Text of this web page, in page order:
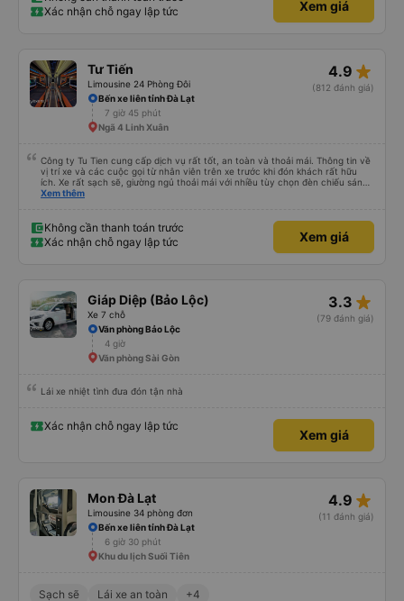
Xác nhận chỗ ngay lập tức
Xem giá
Tư Tiến
Limousine 24 Phòng Đôi
4.9 star_rate
(812 đánh giá)
Bến xe liên tỉnh Đà Lạt
7 giờ 45 phút
Ngã 4 Linh Xuân
Công ty Tu Tien cung cấp dịch vụ rất tốt, an toàn và thoải mái. Thông tin về
vị trí xe và các cuộc gọi từ nhân viên trên xe trước khi đón khách rất hữu
ích. Xe rất sạch sẽ, giường ngủ thoải mái với nhiều tùy chọn đèn chiếu sáng
và cổng USB được đặt ở vị trí thuận tiện. Nhân viên rất lịch sự và xe đến
Xem thêm
Không cần thanh toán trước
Xác nhận chỗ ngay lập tức
Xem giá
Giáp Diệp (Bảo Lộc)
Xe 7 chỗ
3.3 star_rate
(79 đánh giá)
Văn phòng Bảo Lộc
4 giờ
Văn phòng Sài Gòn
Lái xe nhiệt tình đưa đón tận nhà
Xác nhận chỗ ngay lập tức
Xem giá
Mon Đà Lạt
Limousine 34 phòng đơn
4.9 star_rate
(11 đánh giá)
Bến xe liên tỉnh Đà Lạt
6 giờ 30 phút
Khu du lịch Suối Tiên
Sạch sẽ Lái xe an toàn +4